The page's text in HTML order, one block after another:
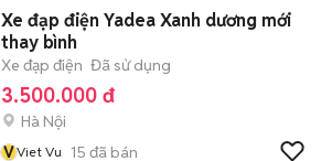
Xe đạp điện Yadea Xanh dương mới
thay bình
Xe đạp điện Đã sử dụng
3.500.000 đ
Hà Nội
VViet Vu 15 đã bán